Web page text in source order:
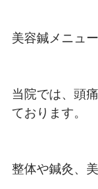
美容鍼メニュ
当院では、頭
ております。
整体や鍼灸、